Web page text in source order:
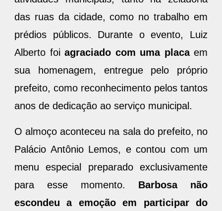
das ruas da cidade, como no trabalho em
prédios públicos. Durante o evento, Luiz
Alberto foi agraciado com uma placaem
sua homenagem, entregue pelo próprio
prefeito, como reconhecimento pelos tantos
anos de dedicação ao serviço municipal.
O almoço aconteceu na sala do prefeito, no
Palácio Antônio Lemos, e contou com um
menu especial preparado exclusivamente
para esse momento. Barbosa não
escondeu a emoção em participar do